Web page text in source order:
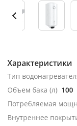
Характеристики
Тип
Объем бака (л) 100
Потребляемая
Внутреннее